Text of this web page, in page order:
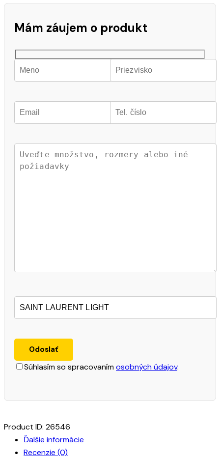
Mám záujem o produkt
Súhlasím so spracovanímosobných údajov.
Product ID: 26546
Ďalšie informácie
Recenzie (0)